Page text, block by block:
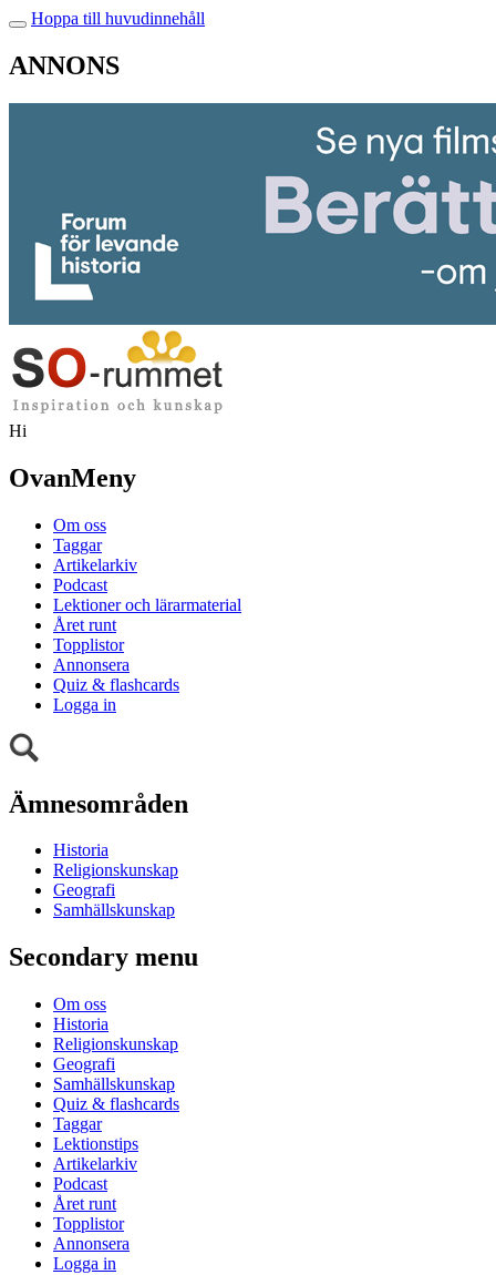
Hoppa till huvudinnehåll
ANNONS
Hi
OvanMeny
Om oss
Taggar
Artikelarkiv
Podcast
Lektioner och lärarmaterial
Året runt
Topplistor
Annonsera
Quiz & flashcards
Logga in
Ämnesområden
Historia
Religionskunskap
Geografi
Samhällskunskap
Secondary menu
Om oss
Historia
Religionskunskap
Geografi
Samhällskunskap
Quiz & flashcards
Taggar
Lektionstips
Artikelarkiv
Podcast
Året runt
Topplistor
Annonsera
Logga in